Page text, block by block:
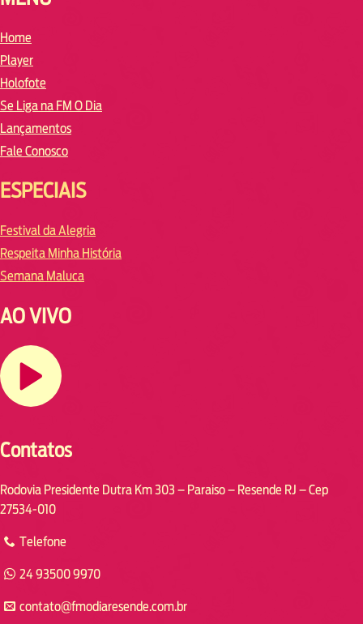
Home
Player
Holofote
Se Liga na FM O Dia
Lançamentos
Fale Conosco
ESPECIAIS
Festival da Alegria
Respeita Minha História
Semana Maluca
AO VIVO
Contatos
Rodovia Presidente Dutra Km 303 – Paraiso – Resende RJ – Cep
27534-010
Telefone
24 93500 9970
contato@fmodiaresende.com.br